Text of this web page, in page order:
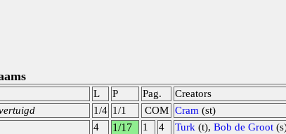
L P Pag. Creators
1/4 1/1 COM Cram (st)
4 1/17 1 4 Turk (t), Bob de Groot